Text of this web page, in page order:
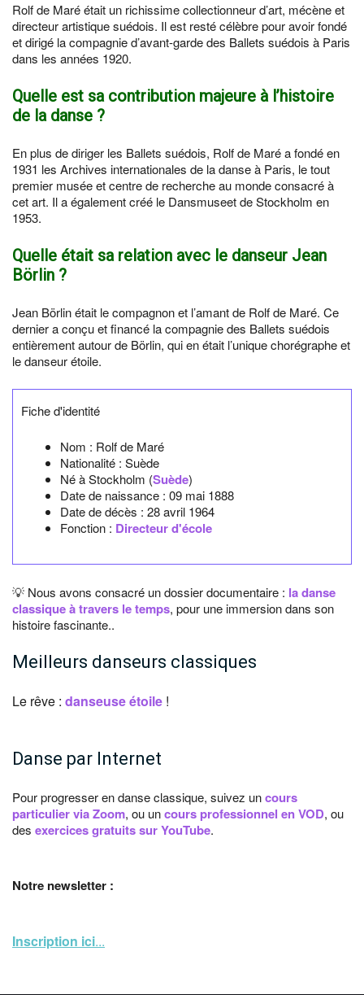
Rolf de Maré était un richissime collectionneur d’art, mécène et
directeur artistique suédois. Il est resté célèbre pour avoir fondé
et dirigé la compagnie d’avant-garde des Ballets suédois à Paris
dans les années 1920.
Quelle est sa contribution majeure à l’histoire
de la danse ?
En plus de diriger les Ballets suédois, Rolf de Maré a fondé en
1931 les Archives internationales de la danse à Paris, le tout
premier musée et centre de recherche au monde consacré à
cet art. Il a également créé le Dansmuseet de Stockholm en
1953.
Quelle était sa relation avec le danseur Jean
Börlin ?
Jean Börlin était le compagnon et l’amant de Rolf de Maré. Ce
dernier a conçu et financé la compagnie des Ballets suédois
entièrement autour de Börlin, qui en était l’unique chorégraphe et
le danseur étoile.
Fiche d'identité
Nom : Rolf de Maré
Nationalité : Suède
Né àStockholm (Suède)
Date de naissance : 09 mai 1888
Date de décès : 28 avril 1964
Fonction : Directeur d'école
💡 Nous avons consacré un dossier documentaire : la danse
classique à travers le temps, pour une immersion dans son
histoire fascinante..
Meilleurs danseurs classiques
Le rêve : danseuse étoile !
Danse par Internet
Pour progresser en danse classique, suivez uncours
particulier via Zoom, ou uncours professionnel en VOD, ou
des exercices gratuits sur YouTube.
Notre newsletter :
Inscription ici...